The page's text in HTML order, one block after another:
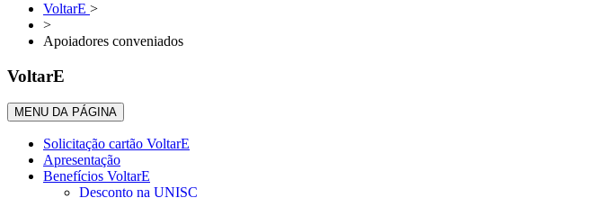
VoltarE >
>
Apoiadores conveniados
VoltarE
MENU DA PÁGINA
Solicitação cartão VoltarE
Apresentação
Benefícios VoltarE
Desconto na UNISC